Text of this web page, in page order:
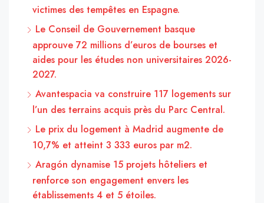
victimes des tempêtes en Espagne.
Le Conseil de Gouvernement basque
approuve 72 millions d’euros de bourses et
aides pour les études non universitaires 2026-
2027.
Avantespacia va construire 117 logements sur
l’un des terrains acquis près du Parc Central.
Le prix du logement à Madrid augmente de
10,7% et atteint 3 333 euros par m2.
Aragón dynamise 15 projets hôteliers et
renforce son engagement envers les
établissements 4 et 5 étoiles.